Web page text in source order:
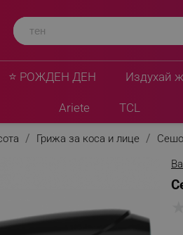
⭐ РОЖДЕН ДЕН Издухай
Ariete TCL
Грижа за коса и лице